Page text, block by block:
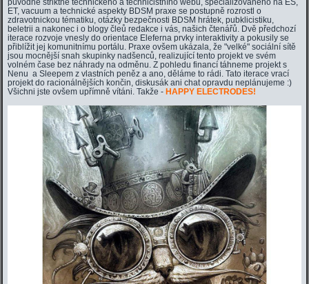
původně striktně technického a technicistního webu, specializovaného na ES,
ET, vacuum a technické aspekty BDSM praxe se postupně rozrostl o
zdravotnickou tématiku, otázky bezpečnosti BDSM hrátek, pubklicistiku,
beletrii a nakonec i o blogy čleů redakce i vás, našich čtenářů. Dvě předchozí
iterace rozvoje vnesly do orientace Eleferna prvky interaktivity a pokusily se
přiblížit jej komunitnímu portálu. Praxe ovšem ukázala, že "velké" sociální sítě
jsou mocnější snah skupinky nadšenců, realizující tento projekt ve svém
volném čase bez náhrady na odměnu. Z pohledu financí táhneme projekt s
Nenu a Sleepem z vlastních peněz a ano, děláme to rádi. Tato iterace vrací
projekt do racionálnějších končin, diskusák ani chat opravdu neplánujeme :)
Všichni jste ovšem upřímně vítáni. Takže - HAPPY ELECTRODES!